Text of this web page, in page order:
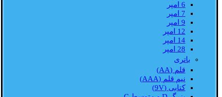
6 امپر
7 امپر
9 امپر
12 امپر
14 امپر
28 امپر
باتری
قلم (AA)
نیم قلم (AAA)
کتابی (9V)